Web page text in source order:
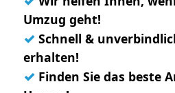
Umzug geht!
✓ Schnell &
erhalten!
✓ Finden Sie das beste